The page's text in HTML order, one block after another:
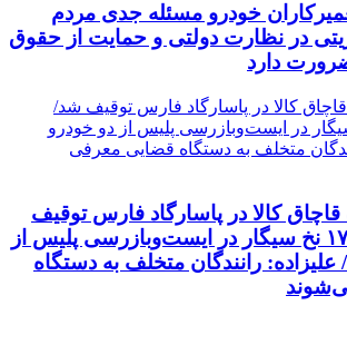
خودرو مسئله جدی مردم
در نظارت دولتی و حمایت از حقوق
دارد
کالا در پاسارگاد فارس توقیف
شد/ کشف ۱۷۸۵۰۰ نخ سیگار در ایست‌وبازرسی پلیس از
رانندگان متخلف به دستگاه